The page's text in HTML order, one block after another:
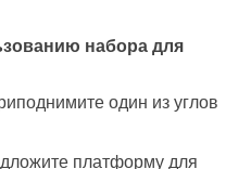
набора для
один из углов
платформу для